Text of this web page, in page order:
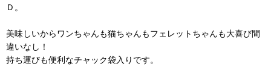
Ｄ。
美味しいからワンちゃんも猫ちゃんもフェレットちゃんも大喜び間
違いなし！
持ち運びも便利なチャック袋入りです。